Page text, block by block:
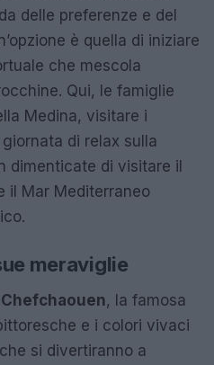
delle preferenze e del
è quella di iniziare
che mescola
Qui, le famiglie
Medina, visitare i
di relax sulla
dimenticate di visitare il
il Mar Mediterraneo
meraviglie
Chefchaouen, la famosa
e i colori vivaci
si divertiranno a